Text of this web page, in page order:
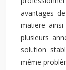
avantages
matière ainsi
plusieurs
solution
même